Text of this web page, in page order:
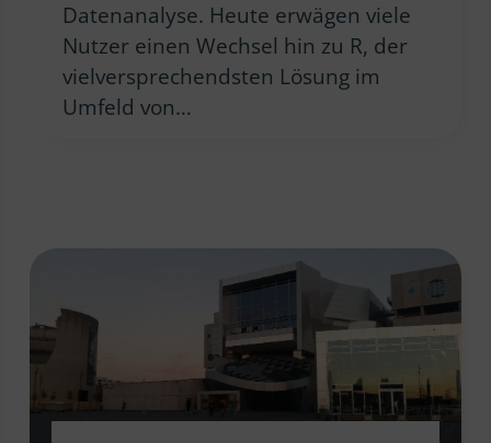
Datenanalyse. Heute erwägen viele
Nutzer einen Wechsel hin zu R, der
vielversprechendsten Lösung im
Umfeld von…